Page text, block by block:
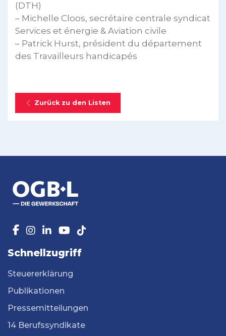
(DTH)
– Michelle Cloos, secrétaire centrale syndicat
Services et énergie & Aviation civile
– Patrick Hurst, président du département
des Travailleurs handicapés
Zurück zu den Listen
Schnellzugriff
Steuererklärung
Publikationen
Pressemitteilungen
14 Berufssyndikate